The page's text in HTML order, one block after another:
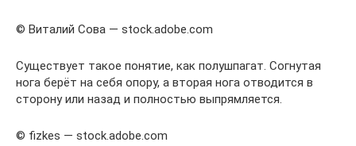
© Виталий Сова — stock.adobe.com
Существует такое понятие, как полушпагат. Согнутая
нога берёт на себя опору, а вторая нога отводится в
сторону или назад и полностью выпрямляется.
© fizkes — stock.adobe.com